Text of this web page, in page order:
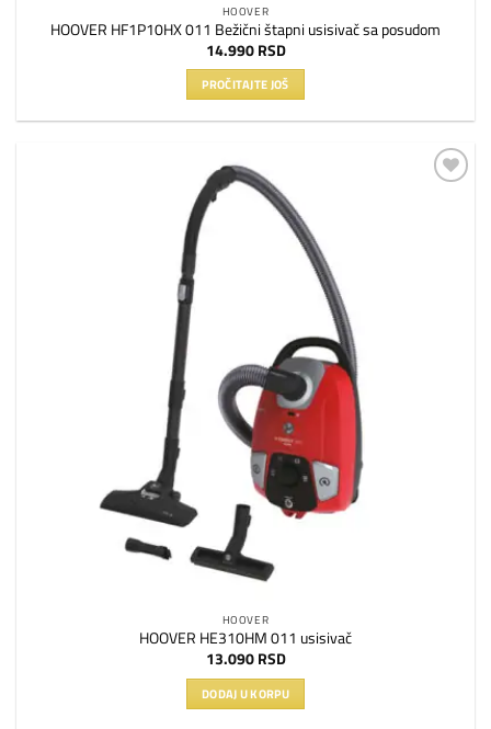
HOOVER
HOOVER HF1P10HX 011 Bežični štapni usisivač sa posudom
14.990 RSD
PROČITAJTE JOŠ
HOOVER
HOOVER HE310HM 011 usisivač
13.090 RSD
DODAJ U KORPU